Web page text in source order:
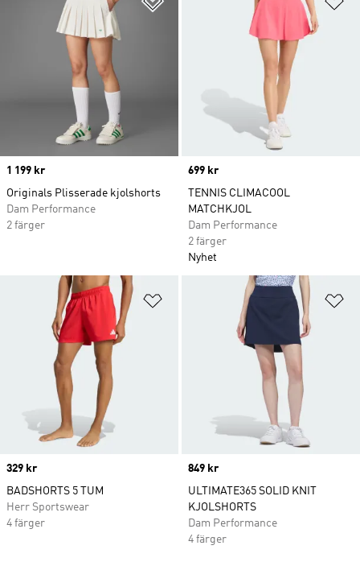
Price
1 199 kr
Originals Plisserade kjolshorts
Dam Performance
2 färger
Price
699 kr
TENNIS CLIMACOOL
MATCHKJOL
Dam Performance
2 färger
Nyhet
Lägg till på önskelistan
Price
329 kr
BADSHORTS 5 TUM
Herr Sportswear
4 färger
Price
849 kr
ULTIMATE365 SOLID KNIT
KJOLSHORTS
Dam Performance
4 färger